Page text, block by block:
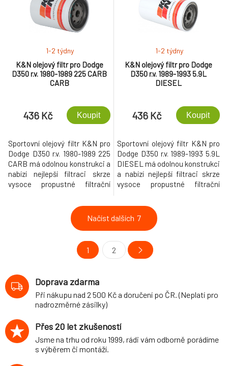
životnosti.
K&N olejový filtr pro Dodge
D350 r.v. 1980-1989 225 CARB
CARB
1-2 týdny
436 Kč Koupit
Sportovní olejový filtr K&N pro
Dodge D350 r.v. 1980-1989 225
CARB má odolnou konstrukci a
nabízí nejlepší filtraci skrze
vysoce propustné filtrační
K&N olejový filtr pro Dodge
D350 r.v. 1989-1993 5.9L
DIESEL
1-2 týdny
436 Kč Koupit
Sportovní olejový filtr K&N pro
Dodge D350 r.v. 1989-1993 5.9L
DIESEL má odolnou konstrukci
a nabízí nejlepší filtraci skrze
vysoce propustné filtrační
průtok.
Načíst dalších 7
1 2
Doprava zdarma
Při nákupu nad 2 500 Kč a doručení po ČR. (Neplatí pro
nadrozměrné zásilky)
Přes 20 let zkušeností
Jsme na trhu od roku 1999, rádi vám odborně porádíme
s výběrem či montáží.